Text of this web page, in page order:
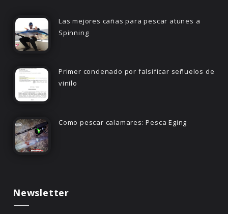
Las mejores cañas para pescar atunes a
Spinning
Primer condenado por falsificar señuelos de
vinilo
Como pescar calamares: Pesca Eging
Newsletter